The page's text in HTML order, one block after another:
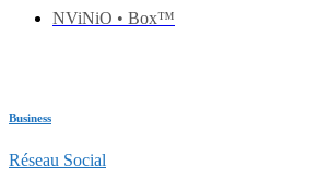
NViNiO • Box™
Business
Réseau Social